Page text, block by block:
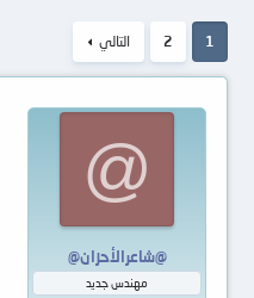
1
2 التالي
@
@شاعرالأحزان@
مهندس جديد